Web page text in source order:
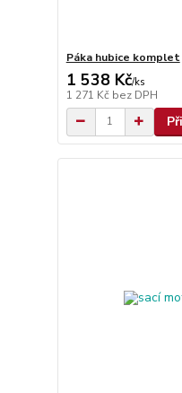
Páka hubice komplet
1 538 Kč/ks
1 271 Kč bez DPH